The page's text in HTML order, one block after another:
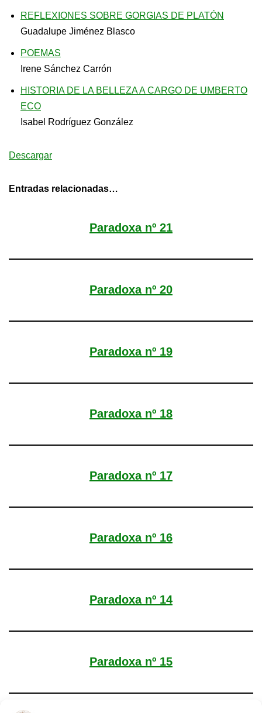
REFLEXIONES SOBRE GORGIAS DE PLATÓN
Guadalupe Jiménez Blasco
POEMAS
Irene Sánchez Carrón
HISTORIA DE LA BELLEZA A CARGO DE UMBERTO
ECO
Isabel Rodríguez González
Descargar
Entradas relacionadas…
Paradoxa nº 21
Paradoxa nº 20
Paradoxa nº 19
Paradoxa nº 18
Paradoxa nº 17
Paradoxa nº 16
Paradoxa nº 14
Paradoxa nº 15